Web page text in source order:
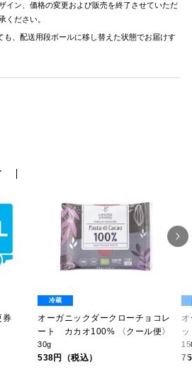
イン、価格の変更および販売を終了させていただ
ください。
も、配送用段ボールに移し替えた状態でお届けす
券
冷蔵
オーガニックダークローチョコレ
ート カカオ100% 〈クール便〉
30g
538円（税込）